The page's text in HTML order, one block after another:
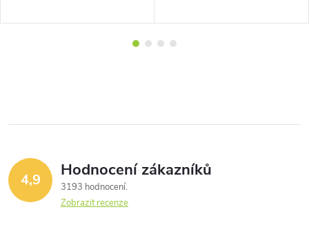
4,9 Hodnocení zákazníků
3193 hodnocení
Zobrazit recenze